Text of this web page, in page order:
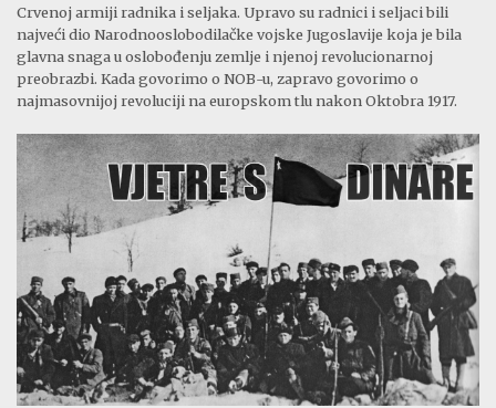
Crvenoj armiji radnika i seljaka. Upravo su radnici i seljaci bili
najveći dio Narodnooslobodilačke vojske Jugoslavije koja je bila
glavna snaga u oslobođenju zemlje i njenoj revolucionarnoj
preobrazbi. Kada govorimo o NOB-u, zapravo govorimo o
najmasovnijoj revoluciji na europskom tlu nakon Oktobra 1917.